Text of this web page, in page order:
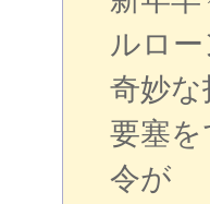
ルロ
奇妙
要塞
令が